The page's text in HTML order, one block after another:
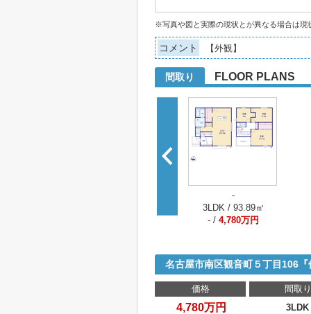
※写真や図と実際の現状とが異なる場合は現
コメント 【外観】
間取り FLOOR PLANS
-
3LDK / 93.89㎡
- / 4,780万円
名古屋市南区観音町５丁目106
価格 間取り
4,780万円 3LDK